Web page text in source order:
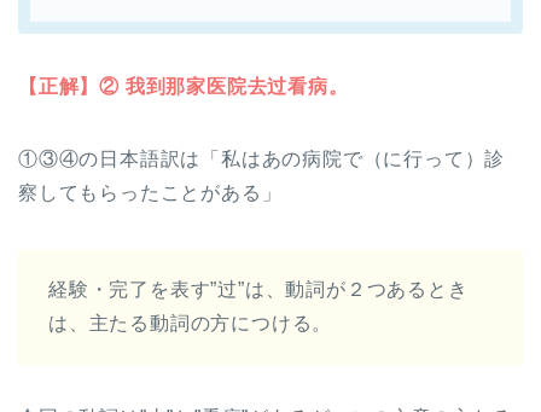
【正解】② 我到那家医院去过看病。
①③④の日本語訳は「私はあの病院で（に行って）診
察してもらったことがある」
経験・完了を表す”过”は、動詞が２つあるとき
は、主たる動詞の方につける。